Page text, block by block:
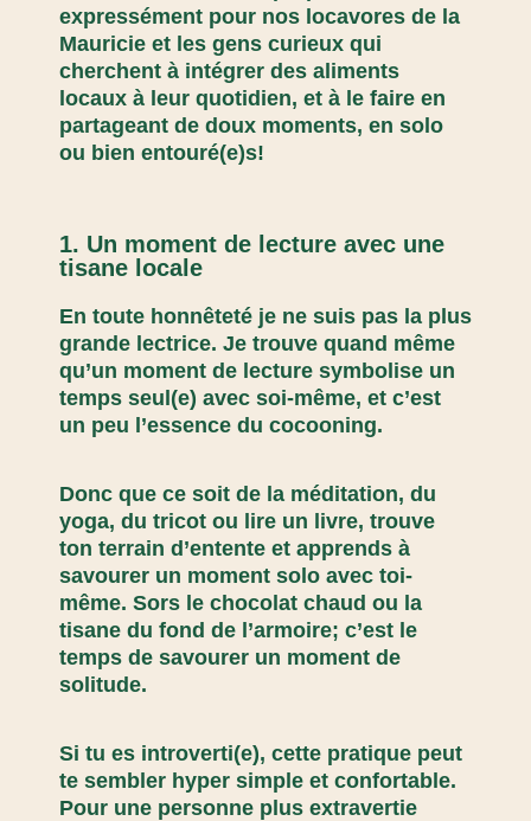
expressément pour nos locavores de la
Mauricie et les gens curieux qui
cherchent à intégrer des aliments
locaux à leur quotidien, et à le faire en
partageant de doux moments, en solo
ou bien entouré(e)s!
1. Un moment de lecture avec une
tisane locale
En toute honnêteté je ne suis pas la plus
grande lectrice. Je trouve quand même
qu’un moment de lecture symbolise un
temps seul(e) avec soi-même, et c’est
un peu l’essence du cocooning.
Donc que ce soit de la méditation, du
yoga, du tricot ou lire un livre, trouve
ton terrain d’entente et apprends à
savourer un moment solo avec toi-
même. Sors le chocolat chaud ou la
tisane du fond de l’armoire; c’est le
temps de savourer un moment de
solitude.
Si tu es introverti(e), cette pratique peut
te sembler hyper simple et confortable.
Pour une personne plus extravertie